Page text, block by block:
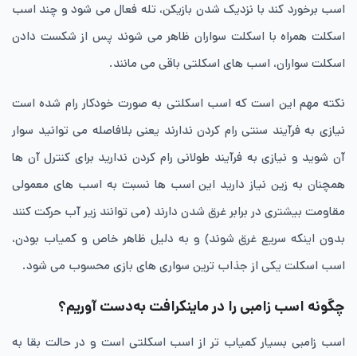
اسب برخورد کند با نزدیک شدن بازیکن، تله فعال می شود و چند اسب
اسکلت همراه با اسکلت‌ سواران ظاهر می شوند پس از شکست دادن
اسکلت ‌سواران، اسب های اسکلتی باقی می مانند.
نکته مهم این است که اسب اسکلتی به صورت خودکار رام شده است
نیازی به فرآیند سنتی رام کردن ندارند یعنی بلافاصله می توانید سوار
آن شوید و نیازی به فرآیند طولانی رام کردن ندارید برای کنترل آن ها
همچنان به زین نیاز دارید این اسب ها نسبت به اسب های معمولی
مقاومت بیشتری در برابر غرق شدن دارند (می توانند زیر آب حرکت کنند
بدون اینکه سریع غرق شوند) و به دلیل ظاهر خاص و کمیاب بودن،
اسب اسکلت یکی از جذاب ترین سواری های بازی محسوب می شود.
چگونه اسب زامبی را در ماینکرافت به‌دست آوریم؟
اسب زامبی بسیار کمیاب تر از اسب اسکلتی است و در حالت بقا به